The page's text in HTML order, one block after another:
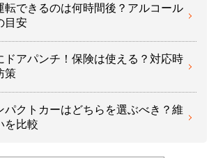
転できるのは何時間後？アルコール
目安
ドアパンチ！保険は使える？対応時
策
パクトカーはどちらを選ぶべき？維
を比較